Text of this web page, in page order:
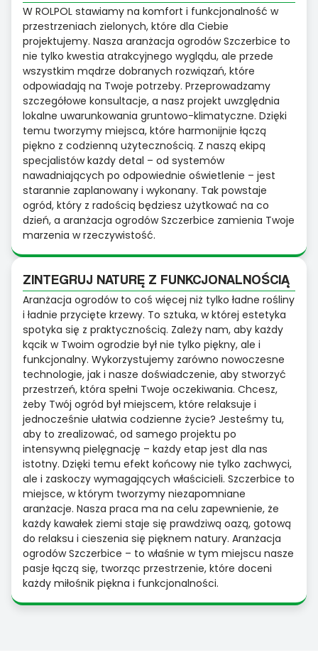
W ROLPOL stawiamy na komfort i funkcjonalność w
przestrzeniach zielonych, które dla Ciebie
projektujemy. Nasza aranżacja ogrodów Szczerbice to
nie tylko kwestia atrakcyjnego wyglądu, ale przede
wszystkim mądrze dobranych rozwiązań, które
odpowiadają na Twoje potrzeby. Przeprowadzamy
szczegółowe konsultacje, a nasz projekt uwzględnia
lokalne uwarunkowania gruntowo-klimatyczne. Dzięki
temu tworzymy miejsca, które harmonijnie łączą
piękno z codzienną użytecznością. Z naszą ekipą
specjalistów każdy detal – od systemów
nawadniających po odpowiednie oświetlenie – jest
starannie zaplanowany i wykonany. Tak powstaje
ogród, który z radością będziesz użytkować na co
dzień, a aranżacja ogrodów Szczerbice zamienia Twoje
marzenia w rzeczywistość.
ZINTEGRUJ NATURĘ Z FUNKCJONALNOŚCIĄ
Aranżacja ogrodów to coś więcej niż tylko ładne rośliny
i ładnie przycięte krzewy. To sztuka, w której estetyka
spotyka się z praktycznością. Zależy nam, aby każdy
kącik w Twoim ogrodzie był nie tylko piękny, ale i
funkcjonalny. Wykorzystujemy zarówno nowoczesne
technologie, jak i nasze doświadczenie, aby stworzyć
przestrzeń, która spełni Twoje oczekiwania. Chcesz,
żeby Twój ogród był miejscem, które relaksuje i
jednocześnie ułatwia codzienne życie? Jesteśmy tu,
aby to zrealizować, od samego projektu po
intensywną pielęgnację – każdy etap jest dla nas
istotny. Dzięki temu efekt końcowy nie tylko zachwyci,
ale i zaskoczy wymagających właścicieli. Szczerbice to
miejsce, w którym tworzymy niezapomniane
aranżacje. Nasza praca ma na celu zapewnienie, że
każdy kawałek ziemi staje się prawdziwą oazą, gotową
do relaksu i cieszenia się pięknem natury. Aranżacja
ogrodów Szczerbice – to właśnie w tym miejscu nasze
pasje łączą się, tworząc przestrzenie, które doceni
każdy miłośnik piękna i funkcjonalności.